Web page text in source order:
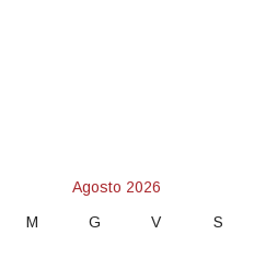
Agosto 2026
M G V S